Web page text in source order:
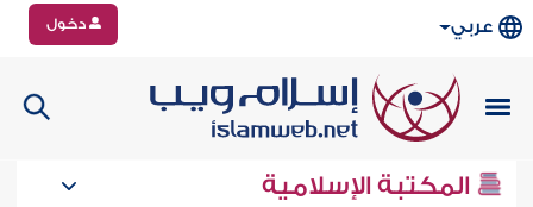
عربي دخول
المكتبة الإسلامية